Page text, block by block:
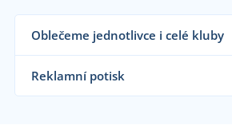
Oblečeme jednotlivce i celé kluby
Dodáváme sportovní trička
klubům a organizacím i
od 1 kusu.
Chci vědět více
Reklamní potisk